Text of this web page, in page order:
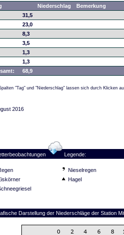
Niederschlag Bemerkung
31,5
23,0
8,3
3,5
1,3
1,3
68,9
"Tag" und "Niederschlag" lassen sich durch Klicken
2016
Legende:
Nieselregen
Hagel
Darstellung der Niederschläge der Station